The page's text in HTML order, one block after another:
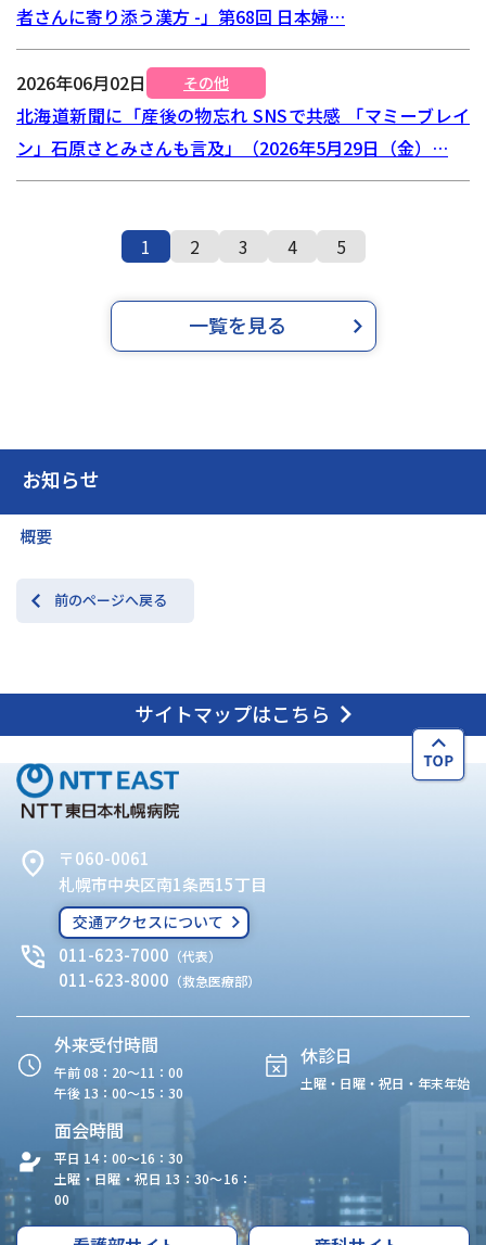
お知らせ
概要
前のページへ戻る
者さんに寄り添う漢方 -」第68回 日本婦…
2026年06月02日 その他
北海道新聞に「産後の物忘れ SNSで共感 「マミーブレイ
ン」石原さとみさんも言及」（2026年5月29日（金）…
1 2 3 4 5
一覧を見る
サイトマップはこちら
〒060-0061
札幌市中央区南1条西15丁目
交通アクセスについて
011-623-7000 （代表）
011-623-8000 （救急医療部）
外来受付時間
午前 08：20〜11：00
午後 13：00〜15：30
休診日
土曜・日曜・祝日・年末年始
面会時間
平日 14：00〜16：30
土曜・日曜・祝日 13：30〜16：
00